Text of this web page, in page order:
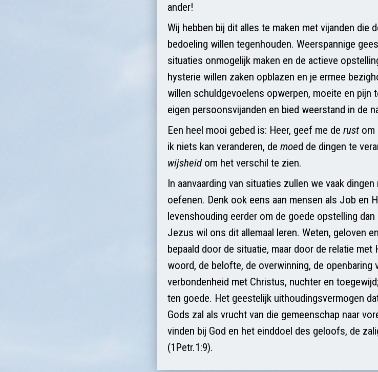
ander!
Wij hebben bij dit alles te maken met vijanden die
bedoeling willen tegenhouden. Weerspannige
situaties onmogelijk maken en de actieve
hysterie willen zaken opblazen en je ermee
willen schuldgevoelens opwerpen, moeite en pijn
eigen persoonsvijanden en bied weerstand in de
Een heel mooi gebed is: Heer, geef me de rust om
ik niets kan veranderen, de moed de dingen te
wijsheid om het verschil te zien.
In aanvaarding van situaties zullen we vaak
oefenen. Denk ook eens aan mensen als Job en
levenshouding eerder om de goede opstelling
Jezus wil ons dit allemaal leren. Weten, geloven
bepaald door de situatie, maar door de relatie met
woord, de belofte, de overwinning, de openbaring
verbondenheid met Christus, nuchter en
ten goede. Het geestelijk uithoudingsvermogen
Gods zal als vrucht van die gemeenschap naar
vinden bij God en het einddoel des geloofs, de
(1Petr.1:9).